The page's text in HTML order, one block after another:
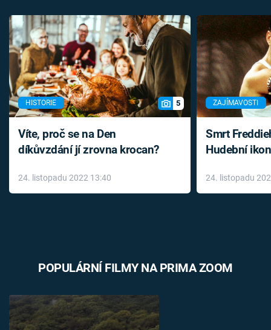
HISTORIE 5
Víte, proč se na Den
díkůvzdání jí zrovna krocan?
24. listopadu 2022 13:40
ZAJÍMAVOSTI
Smrt
Hudební
léky
24. listopadu
POPULÁRNÍ FILMY NA PRIMA ZOOM